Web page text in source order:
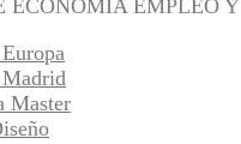
ECONOMÍA EMPLEO